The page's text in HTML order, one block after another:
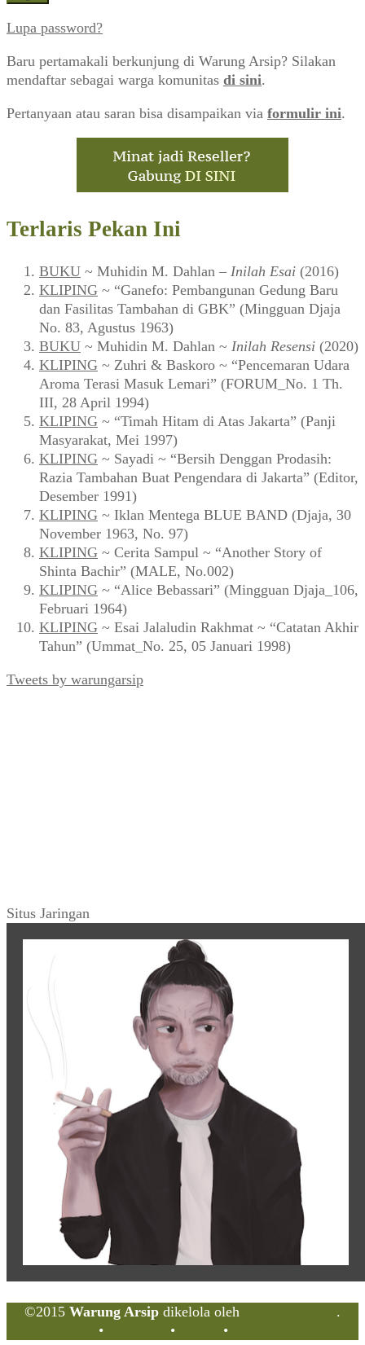
Lupa password?
Baru pertamakali berkunjung di Warung Arsip? Silakan
mendaftar sebagai warga komunitas di sini.
Pertanyaan atau saran bisa disampaikan via formulir ini.
Terlaris Pekan Ini
BUKU ~ Muhidin M. Dahlan – Inilah Esai (2016)
KLIPING ~ “Ganefo: Pembangunan Gedung Baru
dan Fasilitas Tambahan di GBK” (Mingguan Djaja
No. 83, Agustus 1963)
BUKU ~ Muhidin M. Dahlan ~ Inilah Resensi (2020)
KLIPING ~ Zuhri & Baskoro ~ “Pencemaran Udara
Aroma Terasi Masuk Lemari” (FORUM_No. 1 Th.
III, 28 April 1994)
KLIPING ~ “Timah Hitam di Atas Jakarta” (Panji
Masyarakat, Mei 1997)
KLIPING ~ Sayadi ~ “Bersih Denggan Prodasih:
Razia Tambahan Buat Pengendara di Jakarta” (Editor,
Desember 1991)
KLIPING ~ Iklan Mentega BLUE BAND (Djaja, 30
November 1963, No. 97)
KLIPING ~ Cerita Sampul ~ “Another Story of
Shinta Bachir” (MALE, No.002)
KLIPING ~ “Alice Bebassari” (Mingguan Djaja_106,
Februari 1964)
KLIPING ~ Esai Jalaludin Rakhmat ~ “Catatan Akhir
Tahun” (Ummat_No. 25, 05 Januari 1998)
Tweets by warungarsip
Situs Jaringan
©2015 Warung Arsip dikelola oleh
.
• • •